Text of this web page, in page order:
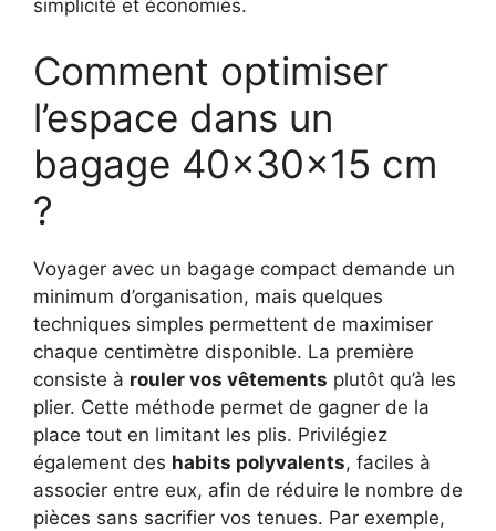
simplicité et économies.
Comment optimiser
l’espace dans un
bagage 40x30x15 cm
?
Voyager avec un bagage compact demande un
minimum d’organisation, mais quelques
techniques simples permettent de maximiser
chaque centimètre disponible. La première
consiste à rouler vos vêtements plutôt qu’à les
plier. Cette méthode permet de gagner de la
place tout en limitant les plis. Privilégiez
également des habits polyvalents, faciles à
associer entre eux, afin de réduire le nombre de
pièces sans sacrifier vos tenues. Par exemple,